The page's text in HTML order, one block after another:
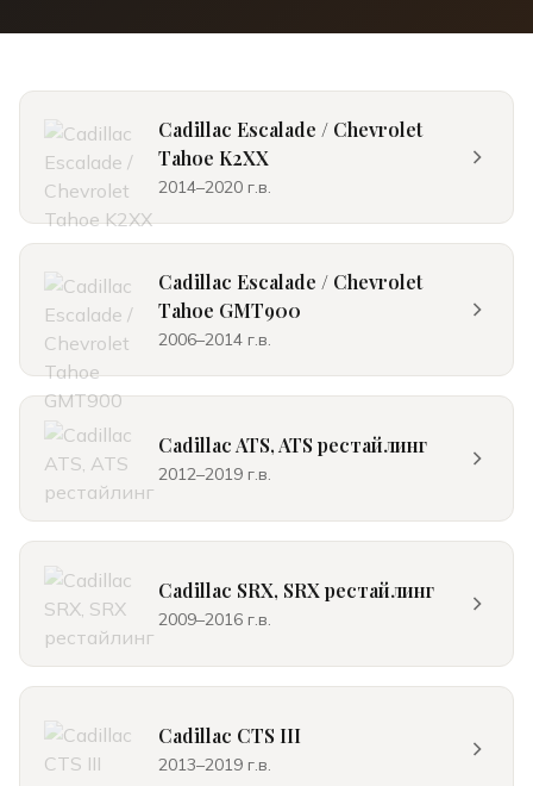
Cadillac Escalade / Chevrolet
Tahoe K2XX
2014–2020 г.в.
Cadillac Escalade / Chevrolet
Tahoe GMT900
2006–2014 г.в.
Cadillac ATS, ATS рестайлинг
2012–2019 г.в.
Cadillac SRX, SRX рестайлинг
2009–2016 г.в.
Cadillac CTS III
2013–2019 г.в.